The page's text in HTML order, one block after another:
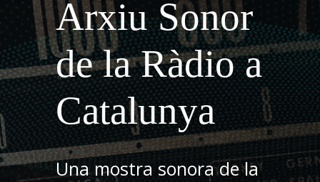
Arxiu Sonor
de la Ràdio a
Catalunya
Una mostra sonora de la